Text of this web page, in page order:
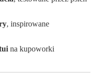
, inspirowane
na kupoworki